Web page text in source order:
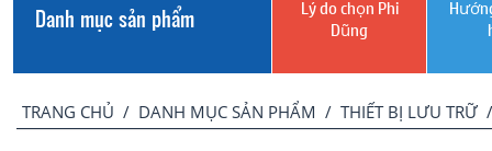
Danh mục sản phẩm
Lý do chọn Phi
Dũng
TRANG CHỦ / DANH MỤC SẢN PHẨM / THIẾT BỊ LƯU TRỮ